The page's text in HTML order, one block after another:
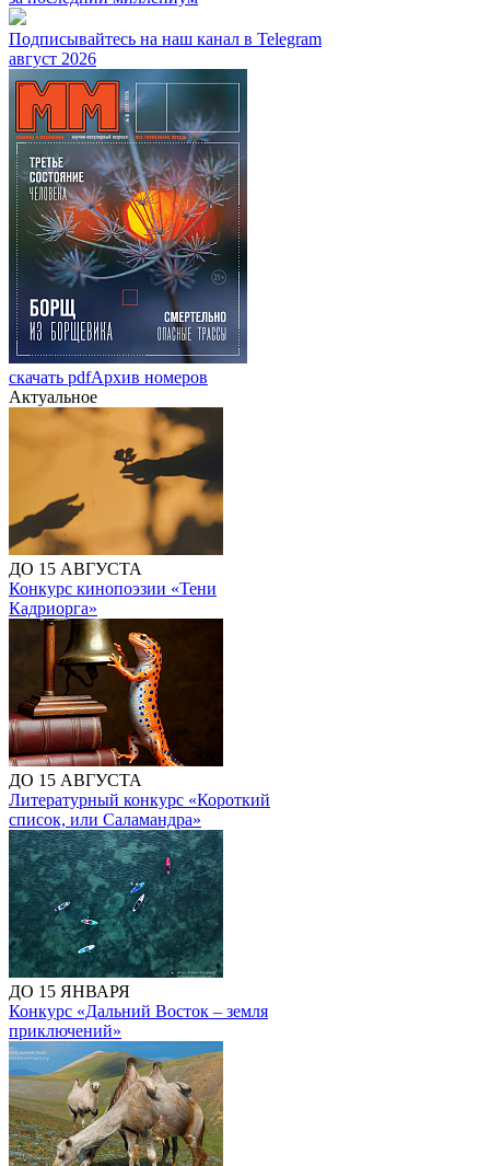
Подписывайтесь на наш канал в Telegram
август 2026
скачать pdfАрхив номеров
Актуальное
ДО 15 АВГУСТА
Конкурс кинопоэзии «Тени
Кадриорга»
ДО 15 АВГУСТА
Литературный конкурс «Короткий
список, или Саламандра»
ДО 15 ЯНВАРЯ
Конкурс «Дальний Восток – земля
приключений»